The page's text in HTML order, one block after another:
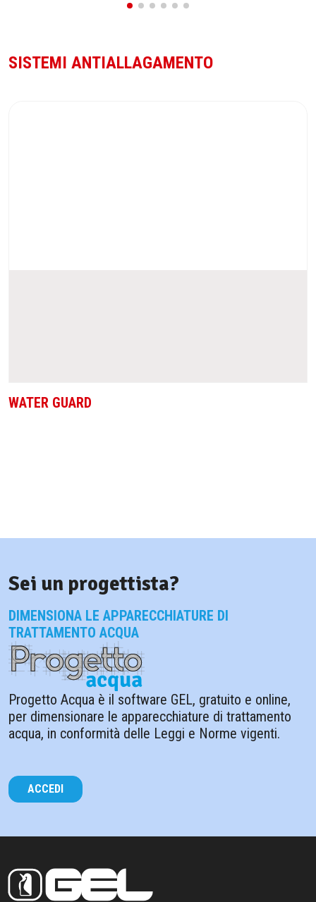
SISTEMI ANTIALLAGAMENTO
WATER GUARD
Sei un progettista?
DIMENSIONA LE APPARECCHIATURE DI
TRATTAMENTO ACQUA
Progetto Acqua è il software GEL, gratuito e online,
per dimensionare le apparecchiature di trattamento
acqua, in conformità delle Leggi e Norme vigenti.
ACCEDI